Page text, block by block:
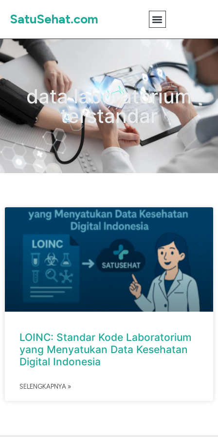
SatuSehat.com
data laboratorium
terstandar
LOINC: Standar Kode Laboratorium
yang Menyatukan Data Kesehatan
Digital Indonesia
SELENGKAPNYA »